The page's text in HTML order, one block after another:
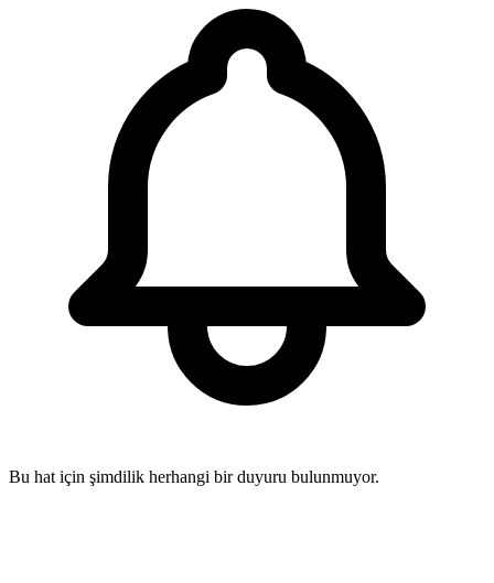
Bu hat için şimdilik herhangi bir duyuru bulunmuyor.